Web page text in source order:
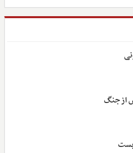
از جنگ